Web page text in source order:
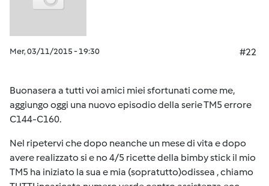
Mer, 03/11/2015 - 19:30 #22
Buonasera a tutti voi amici miei sfortunati come me,
aggiungo oggi una nuovo episodio della serie TM5 errore
C144-C160.
Nel ripetervi che dopo neanche un mese di vita e dopo
avere realizzato si e no 4/5 ricette della bimby stick il mio
TM5 ha iniziato la sua e mia (sopratutto)odissea , chiamo